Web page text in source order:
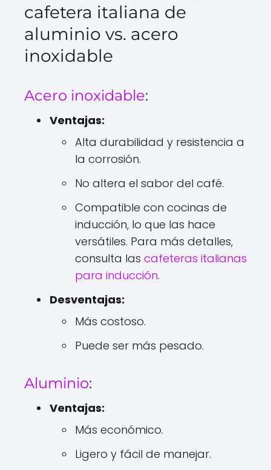
cafetera italiana de
aluminio vs. acero
inoxidable
Acero inoxidable:
Ventajas:
Alta durabilidad y resistencia a
la corrosión.
No altera el sabor del café.
Compatible con cocinas de
inducción, lo que las hace
versátiles. Para más detalles,
consulta las cafeteras italianas
para inducción.
Desventajas:
Más costoso.
Puede ser más pesado.
Aluminio:
Ventajas:
Más económico.
Ligero y fácil de manejar.